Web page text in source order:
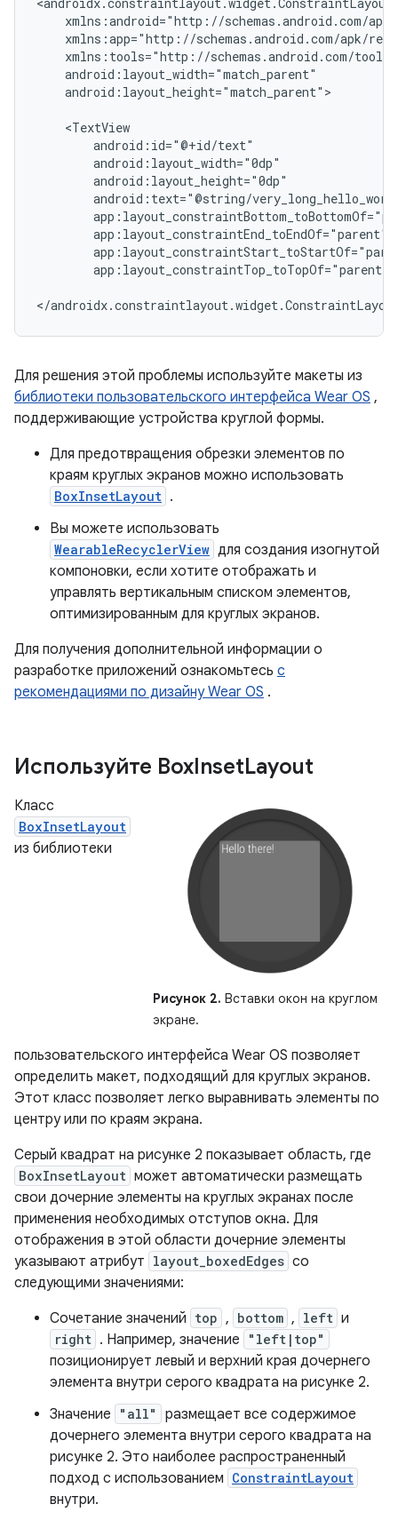
android:layout_height="match_parent">
app:layout_constraintTop_toTopOf="parent"
</
Для решения этой проблемы используйте макеты из
библиотеки пользовательского интерфейса Wear OS ,
поддерживающие устройства круглой формы.
Для предотвращения обрезки элементов по
краям круглых экранов можно использовать
BoxInsetLayout .
Вы можете использовать
WearableRecyclerView для создания изогнутой
компоновки, если хотите отображать и
управлять вертикальным списком элементов,
оптимизированным для круглых экранов.
Для получения дополнительной информации о
разработке приложений ознакомьтесь с
рекомендациями по дизайну Wear OS .
Используйте BoxInsetLayout
Рисунок 2. Вставки окон на круглом
экране.
Класс
BoxInsetLayout
из библиотеки
пользовательского интерфейса Wear OS позволяет
определить макет, подходящий для круглых экранов.
Этот класс позволяет легко выравнивать элементы по
центру или по краям экрана.
Серый квадрат на рисунке 2 показывает область, где
BoxInsetLayout может автоматически размещать
свои дочерние элементы на круглых экранах после
применения необходимых отступов окна. Для
отображения в этой области дочерние элементы
указывают атрибут layout_boxedEdges со
следующими значениями:
Сочетание значений top , bottom , left и
right . Например, значение "left|top"
позиционирует левый и верхний края дочернего
элемента внутри серого квадрата на рисунке 2.
Значение
"all"
размещает все содержимое
дочернего элемента внутри серого квадрата на
рисунке 2. Это наиболее распространенный
подход с использованием ConstraintLayout
внутри.